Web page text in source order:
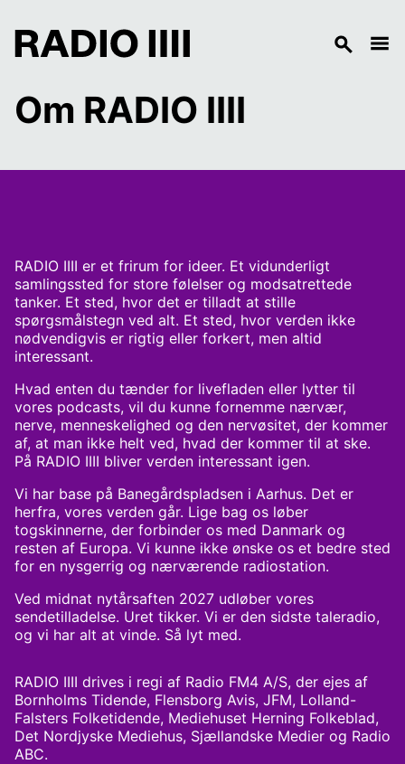
Om RADIO IIII
RADIO IIII er et frirum for ideer. Et vidunderligt
samlingssted for store følelser og modsatrettede
tanker. Et sted, hvor det er tilladt at stille
spørgsmålstegn ved alt. Et sted, hvor verden ikke
nødvendigvis er rigtig eller forkert, men altid
interessant.
Hvad enten du tænder for livefladen eller lytter til
vores podcasts, vil du kunne fornemme nærvær,
nerve, menneskelighed og den nervøsitet, der kommer
af, at man ikke helt ved, hvad der kommer til at ske.
På RADIO IIII bliver verden interessant igen.
Vi har base på Banegårdspladsen i Aarhus. Det er
herfra, vores verden går. Lige bag os løber
togskinnerne, der forbinder os med Danmark og
resten af Europa. Vi kunne ikke ønske os et bedre sted
for en nysgerrig og nærværende radiostation.
Ved midnat nytårsaften 2027 udløber vores
sendetilladelse. Uret tikker. Vi er den sidste taleradio,
og vi har alt at vinde. Så lyt med.
RADIO IIII drives i regi af Radio FM4 A/S, der ejes af
Bornholms Tidende, Flensborg Avis, JFM, Lolland-
Falsters Folketidende, Mediehuset Herning Folkeblad,
Det Nordjyske Mediehus, Sjællandske Medier og Radio
ABC.